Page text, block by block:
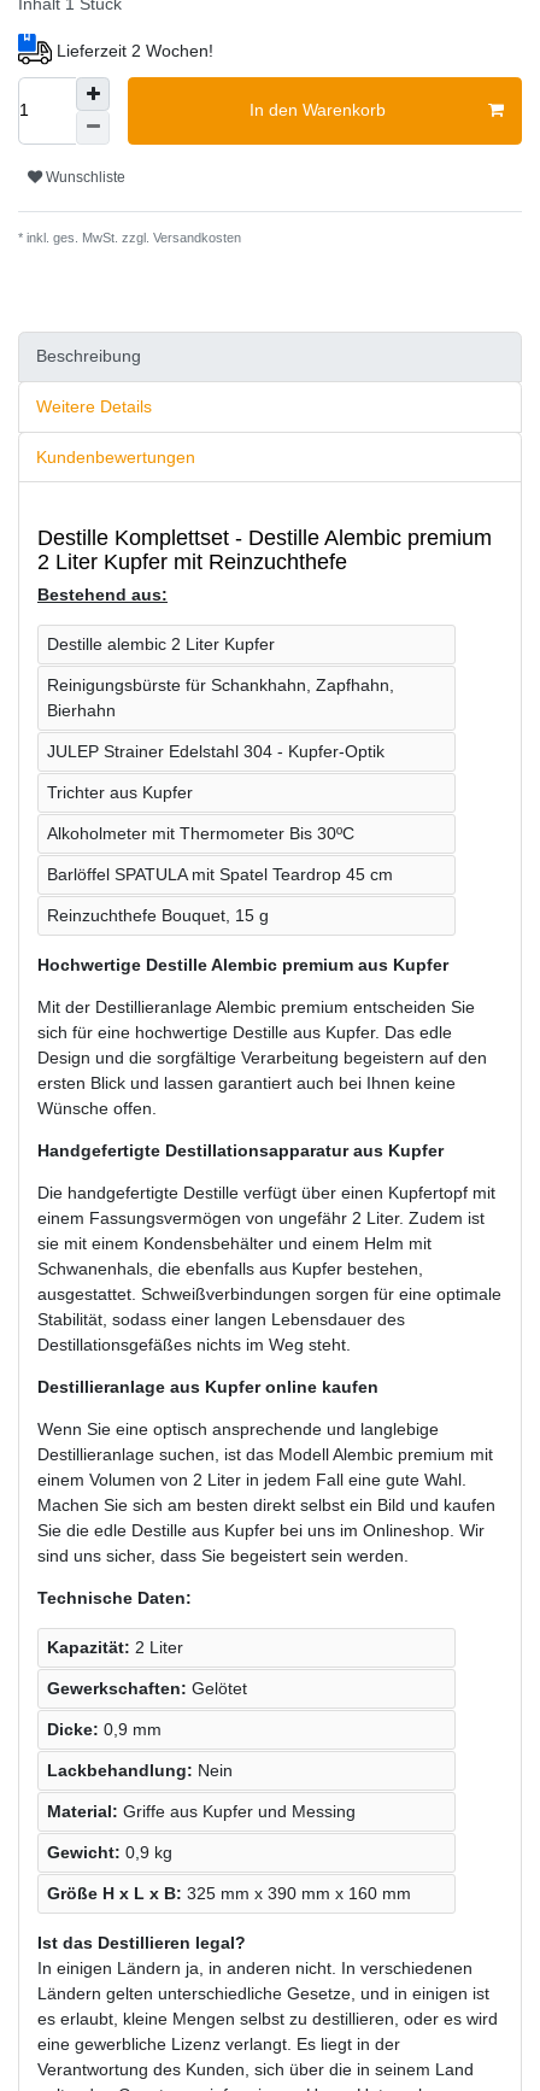
Inhalt 1 Stück
Lieferzeit 2 Wochen!
In den Warenkorb
Wunschliste
* inkl. ges. MwSt. zzgl. Versandkosten
Beschreibung
Weitere Details
Kundenbewertungen
Destille Komplettset - Destille Alembic premium
2 Liter Kupfer mit Reinzuchthefe
Bestehend aus:
Destille alembic 2 Liter Kupfer
Reinigungsbürste für Schankhahn, Zapfhahn,
Bierhahn
JULEP Strainer Edelstahl 304 - Kupfer-Optik
Trichter aus Kupfer
Alkoholmeter mit Thermometer Bis 30ºC
Barlöffel SPATULA mit Spatel Teardrop 45 cm
Reinzuchthefe Bouquet, 15 g
Hochwertige Destille Alembic premium aus Kupfer
Mit der Destillieranlage Alembic premium entscheiden Sie
sich für eine hochwertige Destille aus Kupfer. Das edle
Design und die sorgfältige Verarbeitung begeistern auf den
ersten Blick und lassen garantiert auch bei Ihnen keine
Wünsche offen.
Handgefertigte Destillationsapparatur aus Kupfer
Die handgefertigte Destille verfügt über einen Kupfertopf mit
einem Fassungsvermögen von ungefähr 2 Liter. Zudem ist
sie mit einem Kondensbehälter und einem Helm mit
Schwanenhals, die ebenfalls aus Kupfer bestehen,
ausgestattet. Schweißverbindungen sorgen für eine optimale
Stabilität, sodass einer langen Lebensdauer des
Destillationsgefäßes nichts im Weg steht.
Destillieranlage aus Kupfer online kaufen
Wenn Sie eine optisch ansprechende und langlebige
Destillieranlage suchen, ist das Modell Alembic premium mit
einem Volumen von 2 Liter in jedem Fall eine gute Wahl.
Machen Sie sich am besten direkt selbst ein Bild und kaufen
Sie die edle Destille aus Kupfer bei uns im Onlineshop. Wir
sind uns sicher, dass Sie begeistert sein werden.
Technische Daten:
Kapazität: 2 Liter
Gewerkschaften: Gelötet
Dicke: 0,9 mm
Lackbehandlung: Nein
Material: Griffe aus Kupfer und Messing
Gewicht: 0,9 kg
Größe H x L x B: 325 mm x 390 mm x 160 mm
Ist das Destillieren legal?
In einigen Ländern ja, in anderen nicht. In verschiedenen
Ländern gelten unterschiedliche Gesetze, und in einigen ist
es erlaubt, kleine Mengen selbst zu destillieren, oder es wird
eine gewerbliche Lizenz verlangt. Es liegt in der
Verantwortung des Kunden, sich über die in seinem Land